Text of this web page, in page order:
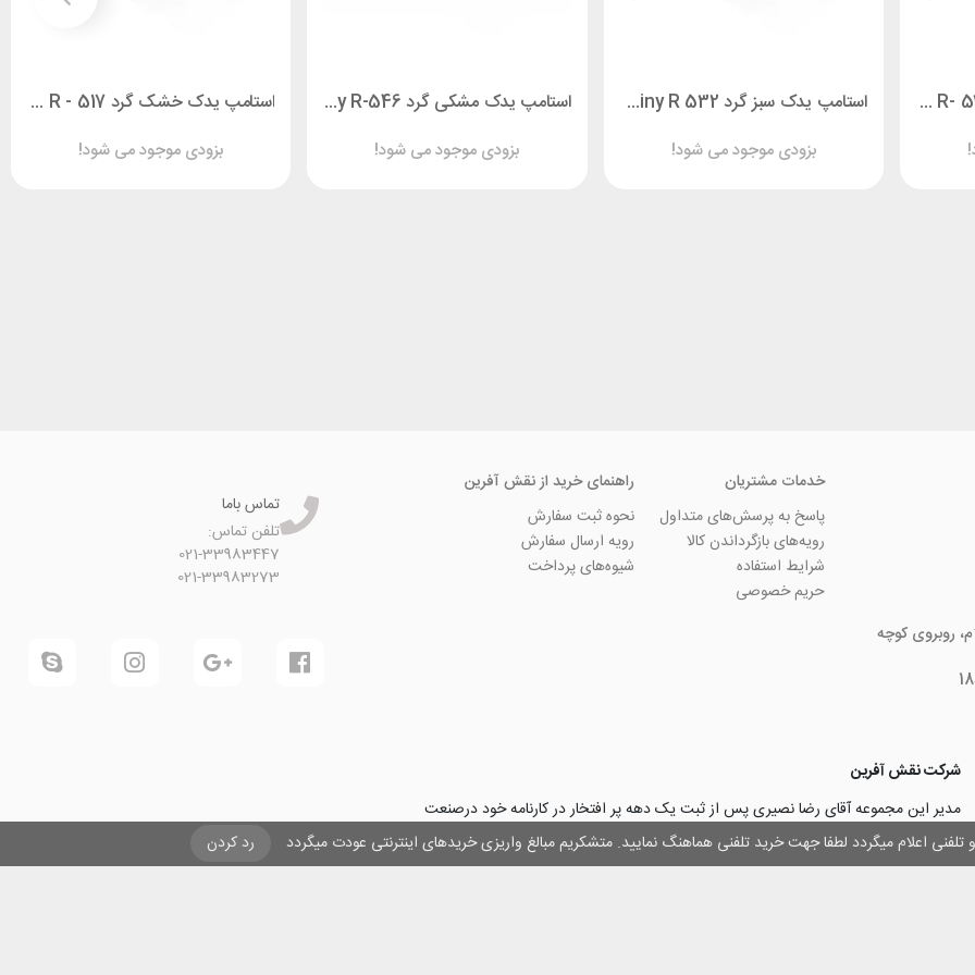
و تلفنی اعلام میگردد لطفا جهت خرید تلفنی هماهنگ نمایید. متشکریم مبالغ واریزی خریدهای اینترنتی عودت میگردد رد کردن
استامپ یدک خشک گرد Shiny R- 532 استامپ یدک سبز گرد Shiny R 532
بزودی موجود می شود!
استامپ یدک مشکی گرد Shiny R-546
بزودی موجود می شود!
استامپ یدک خشک گرد Shiny R - 517
بزودی موجود می شود!
روبروی کوچه
خدمات مشتریان
پاسخ به پرسش‌های متداول
رویه‌های بازگرداندن کالا
شرایط استفاده
حریم خصوصی
راهنمای خرید از نقش آفرین
نحوه ثبت سفارش
رویه ارسال سفارش
شیوه‌های پرداخت
تماس باما
تلفن تماس:
021-33983447
021-33983273
شرکت نقش آفرین
مدیر این مجموعه آقای رضا نصیری پس از ثبت یک دهه پر افتخار در کارنامه خود درصنعت
چاپ و تبلیغات با تولید مجموعه‌های آسان کارت ۱ -۲ -۳، با کارآفرینی و ایجاد شغل برای حداقل
۳۰۰۰ نفر و دریافت تندیس کار آفرینان برتر، برآن شدند تا با ایجاد نوآوری و تحول در صنعت